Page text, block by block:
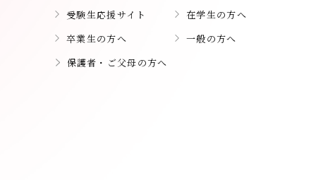
受験生応援サイト
在学生の方へ
卒業生の方へ
一般の方へ
保護者・ご父母の方へ